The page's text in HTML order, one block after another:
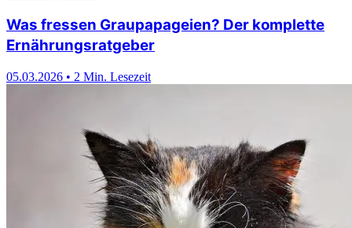
Was fressen Graupapageien? Der komplette
Ernährungsratgeber
05.03.2026 • 2 Min. Lesezeit